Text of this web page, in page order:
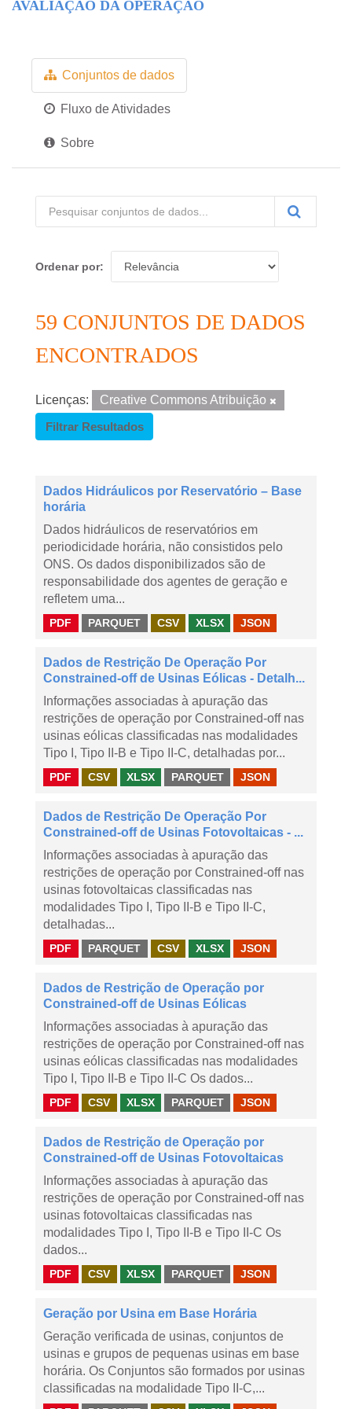
AVALIAÇÃO DA OPERAÇÃO
Conjuntos de dados
Fluxo de Atividades
Sobre
Ordenar por
59 CONJUNTOS DE DADOS
ENCONTRADOS
Licenças:
Creative Commons Atribuição
Filtrar Resultados
Dados Hidráulicos por Reservatório – Base
horária
Dados hidráulicos de reservatórios em
periodicidade horária, não consistidos pelo
ONS. Os dados disponibilizados são de
responsabilidade dos agentes de geração e
refletem uma...
PDF PARQUET CSV XLSX JSON
Dados de Restrição De Operação Por
Constrained-off de Usinas Eólicas - Detalh...
Informações associadas à apuração das
restrições de operação por Constrained-off nas
usinas eólicas classificadas nas modalidades
Tipo I, Tipo II-B e Tipo II-C, detalhadas por...
PDF CSV XLSX PARQUET JSON
Dados de Restrição De Operação Por
Constrained-off de Usinas Fotovoltaicas - ...
Informações associadas à apuração das
restrições de operação por Constrained-off nas
usinas fotovoltaicas classificadas nas
modalidades Tipo I, Tipo II-B e Tipo II-C,
detalhadas...
PDF PARQUET CSV XLSX JSON
Dados de Restrição de Operação por
Constrained-off de Usinas Eólicas
Informações associadas à apuração das
restrições de operação por Constrained-off nas
usinas eólicas classificadas nas modalidades
Tipo I, Tipo II-B e Tipo II-C Os dados...
PDF CSV XLSX PARQUET JSON
Dados de Restrição de Operação por
Constrained-off de Usinas Fotovoltaicas
Informações associadas à apuração das
restrições de operação por Constrained-off nas
usinas fotovoltaicas classificadas nas
modalidades Tipo I, Tipo II-B e Tipo II-C Os
dados...
PDF CSV XLSX PARQUET JSON
Geração por Usina em Base Horária
Geração verificada de usinas, conjuntos de
usinas e grupos de pequenas usinas em base
horária. Os Conjuntos são formados por usinas
classificadas na modalidade Tipo II-C,...